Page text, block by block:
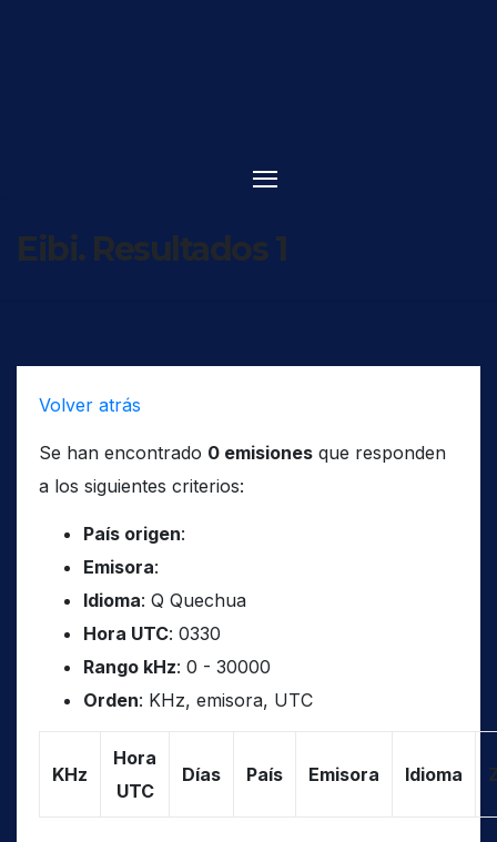
Eibi. Resultados 1
Volver atrás
Se han encontrado 0 emisiones que responden
a los siguientes criterios:
País origen:
Emisora:
Idioma: Q Quechua
Hora UTC: 0330
Rango kHz: 0 - 30000
Orden: KHz, emisora, UTC
KHz
Hora
UTC
Días País Emisora Idioma